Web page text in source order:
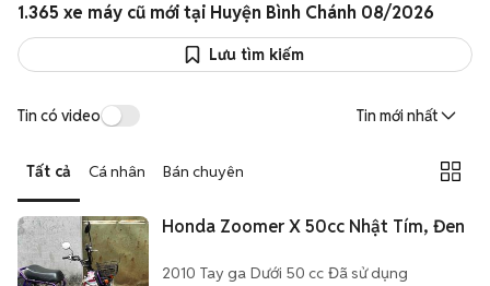
1.365 xe máy cũ mới tại Huyện Bình Chánh 08/2026
Lưu tìm kiếm
Tin có video Tin mới nhất
Tất cả Cá nhân Bán chuyên
Honda Zoomer X 50cc Nhật Tím, Đen
2010 Tay ga Dưới 50 cc Đã sử dụng